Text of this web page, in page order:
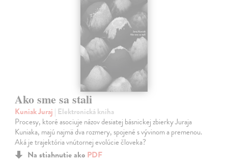
Ako sme sa stali
Kuniak Juraj | Elektronická kniha
Procesy, ktoré asociuje názov desiatej básnickej zbierky Juraja
Kuniaka, majú najmä dva rozmery, spojené s vývinom a premenou.
Aká je trajektória vnútornej evolúcie človeka?
Na stiahnutie ako PDF